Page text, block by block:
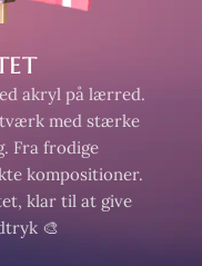
akryl på lærred.
med stærke
Fra frodige
kompositioner.
klar til at give
🎨